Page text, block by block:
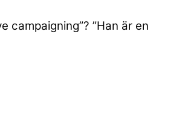
”Han är en